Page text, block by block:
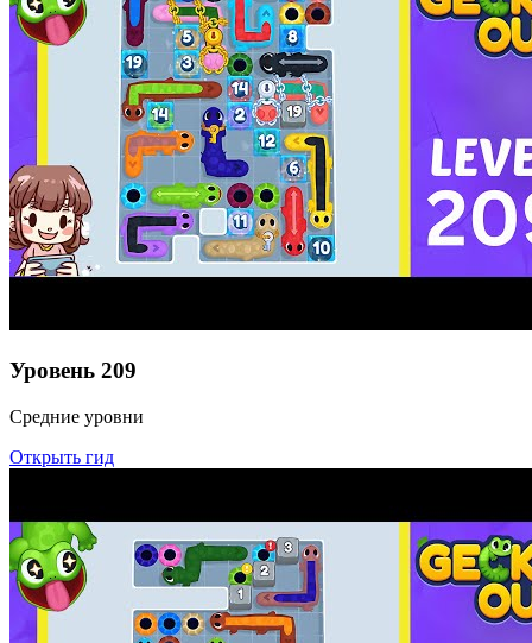
Уровень 209
Средние уровни
Открыть гид